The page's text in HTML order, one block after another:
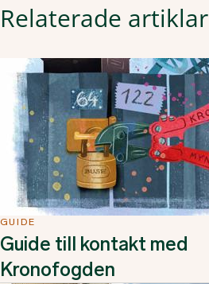
Relaterade artiklar
GUIDE
Guide till kontakt med
Kronofogden